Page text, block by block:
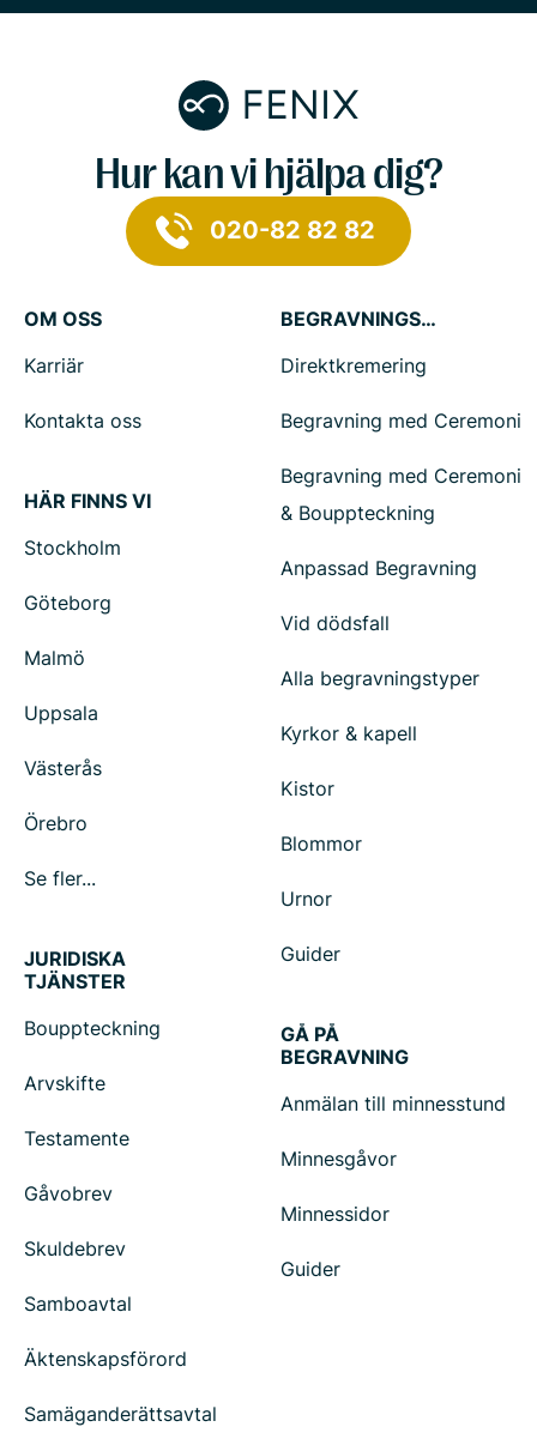
Hur kan vi hjälpa dig?
020-82 82 82
OM OSS
Karriär
Kontakta oss
HÄR FINNS VI
Stockholm
Göteborg
Malmö
Uppsala
Västerås
Örebro
Se fler...
BEGRAVNINGSTJÄNSTER
Direktkremering
Begravning med Ceremoni
Begravning med Ceremoni
& Bouppteckning
Anpassad Begravning
Vid dödsfall
Alla begravningstyper
Kyrkor & kapell
Kistor
Blommor
Urnor
Guider
JURIDISKA
TJÄNSTER
Bouppteckning
Arvskifte
Testamente
Gåvobrev
Skuldebrev
Samboavtal
Äktenskapsförord
Samäganderättsavtal
GÅ PÅ
BEGRAVNING
Anmälan till minnesstund
Minnesgåvor
Minnessidor
Guider